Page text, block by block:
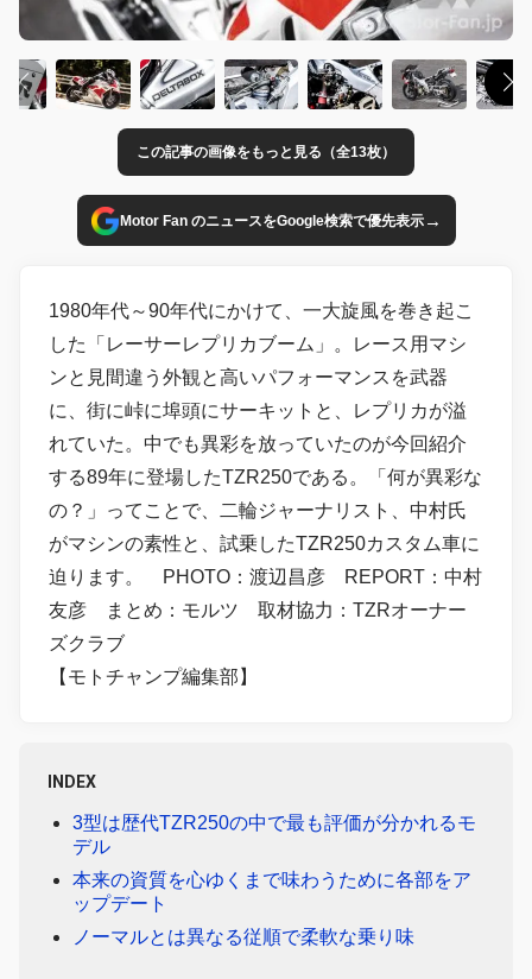
この記事の画像をもっと見る（全13枚）
Motor Fan のニュースをGoogle検索で優先表示→
1980年代～90年代にかけて、一大旋風を巻き起こ
した「レーサーレプリカブーム」。レース用マシ
ンと見間違う外観と高いパフォーマンスを武器
に、街に峠に埠頭にサーキットと、レプリカが溢
れていた。中でも異彩を放っていたのが今回紹介
する89年に登場したTZR250である。「何が異彩な
の？」ってことで、二輪ジャーナリスト、中村氏
がマシンの素性と、試乗したTZR250カスタム車に
迫ります。 PHOTO：渡辺昌彦 REPORT：中村
友彦 まとめ：モルツ 取材協力：TZRオーナー
ズクラブ
【モトチャンプ編集部】
INDEX
3型は歴代TZR250の中で最も評価が分かれるモ
デル
本来の資質を心ゆくまで味わうために各部をア
ップデート
ノーマルとは異なる従順で柔軟な乗り味